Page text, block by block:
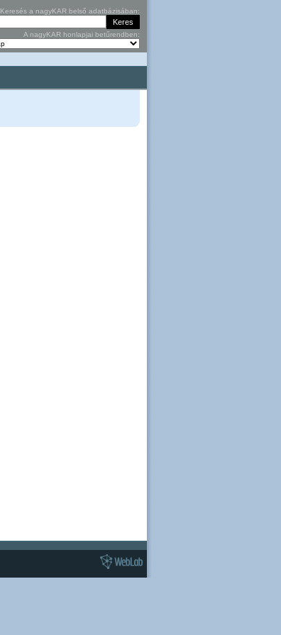
Keresés a nagyKAR belső adatbázisában:
A nagyKAR honlapjai betűrendben: